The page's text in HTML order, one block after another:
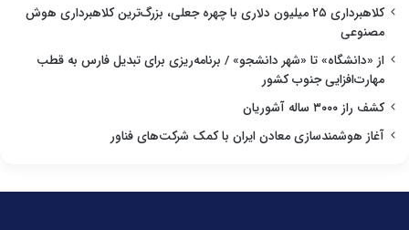
کلاهبرداری ۲۵ میلیون دلاری با چهره جعلی، بزرگ‌ترین کلاهبرداری هوش
مصنوعی
از «دانشگاه» تا «شهر دانشجو» / برنامه‌ریزی برای تبدیل فارس به قطب
مهارت‌افزایی جنوب کشور
کشف راز ۳۰۰۰ ساله آشوریان
آغاز هوشمندسازی معادن ایران با کمک شرکت‌های فناور